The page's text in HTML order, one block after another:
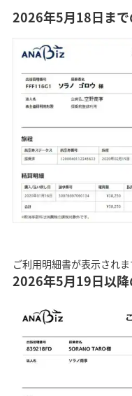
号(英数混在の8桁）
出張管理番号の記載
搭乗分
出張管理番号の記載箇
搭乗分
2026年5月18日ま
全角カナ（例:ソラ
* 2026年5月19日以
半角大文字アル
す。
「検索」をクリック
* 過去13カ月の搭乗
イレージクラブお客様
力し「ログイン」をク
ご予約の一覧が表示さ
Point！
出張管理番号のア
角大文字で入力し
2026年5月18日まで
ご利用明細書が表示されま
2026年5月19日以降